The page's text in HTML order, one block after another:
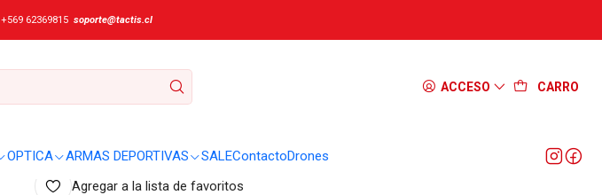
ACCESO CARRO
OPTICA ARMAS DEPORTIVAS SALEContactoDrones
+569 62369815 soporte@tactis.cl
|
Botella Tawo HydralQ Negra 750ml
Agregar a la lista de favoritos